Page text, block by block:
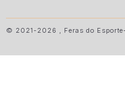
© 2021-2026 , Feras do